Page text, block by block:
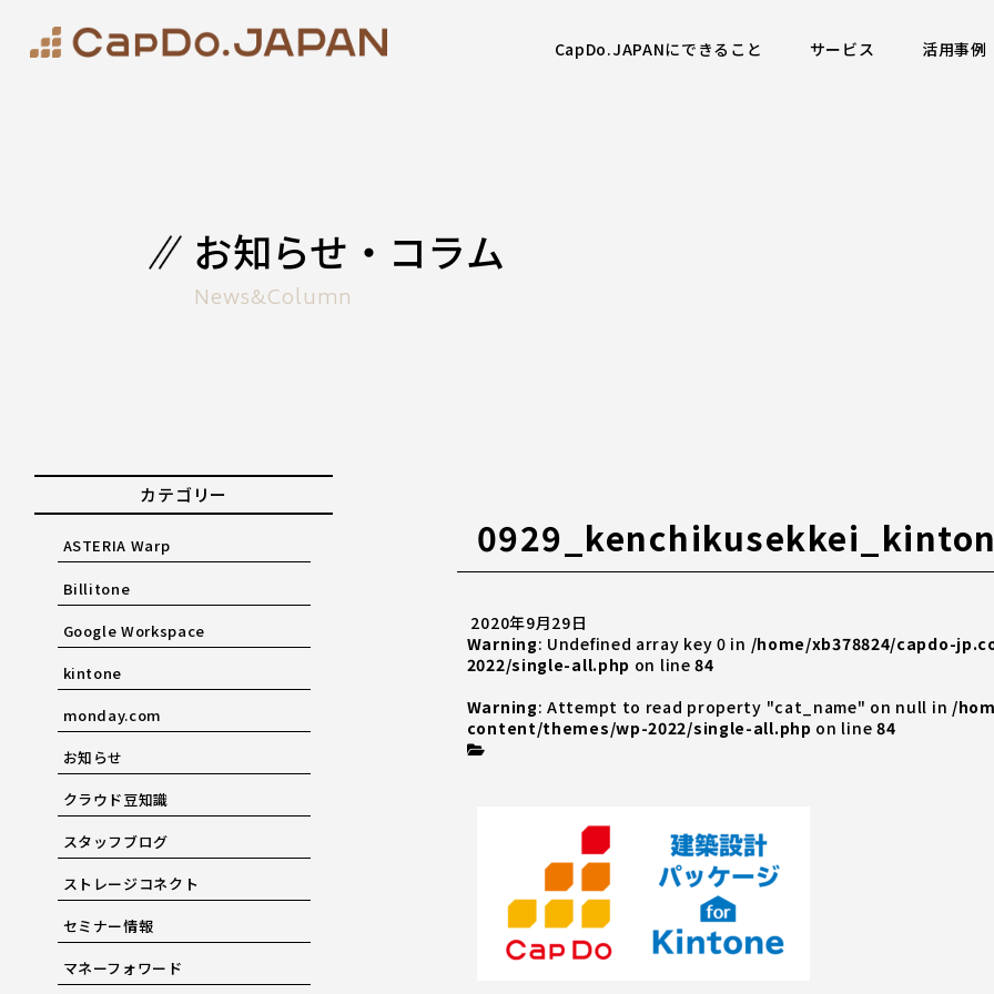
CapDo.JAPANにできること サービス 活用事例
お知らせ・コラム
News&Column
2020年9月29日
Warning: Undefined array key 0 in /home/xb378824/capdo-
2022/single-all.php on line84
Warning: Attempt to read property "cat_name" on null in /
content/themes/wp-2022/single-all.php on line 84
カテゴリー
ASTERIA Warp
Billitone
Google Workspace
kintone
monday.com
お知らせ
クラウド豆知識
スタッフブログ
ストレージコネクト
セミナー情報
マネーフォワード